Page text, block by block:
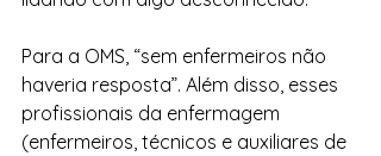
Para a OMS, “sem enfermeiros não
haveria resposta”. Além disso, esses
profissionais da enfermagem
(enfermeiros, técnicos e auxiliares de